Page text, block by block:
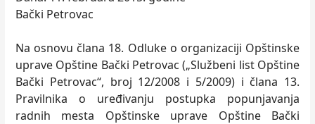
Bački Petrovac
Na osnovu člana 18. Odluke o organizaciji Opštinske
uprave Opštine Bački Petrovac („Službeni list Opštine
Bački Petrovac“, broj 12/2008 i 5/2009) i člana 13.
Pravilnika o uređivanju postupka popunjavanja
radnih mesta Opštinske uprave Opštine Bački